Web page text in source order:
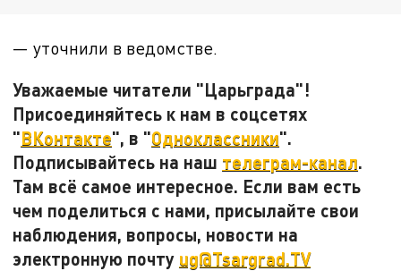
— уточнили в ведомстве.
Уважаемые читатели "Царьграда"!
Присоединяйтесь к нам в соцсетях
"ВКонтакте", в "Одноклассники".
Подписывайтесь на наш телеграм-канал.
Там всё самое интересное. Если вам есть
чем поделиться с нами, присылайте свои
наблюдения, вопросы, новости на
электронную почту ug@Tsargrad.TV